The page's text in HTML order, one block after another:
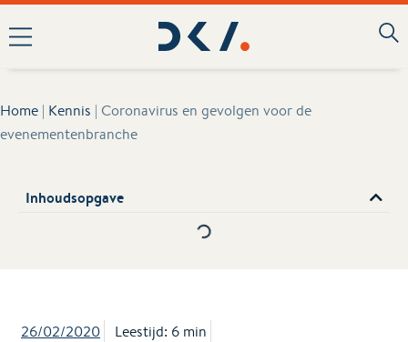
Home | Kennis | Coronavirus en gevolgen voor de
evenementenbranche
Inhoudsopgave
26/02/2020
Leestijd: 6 min